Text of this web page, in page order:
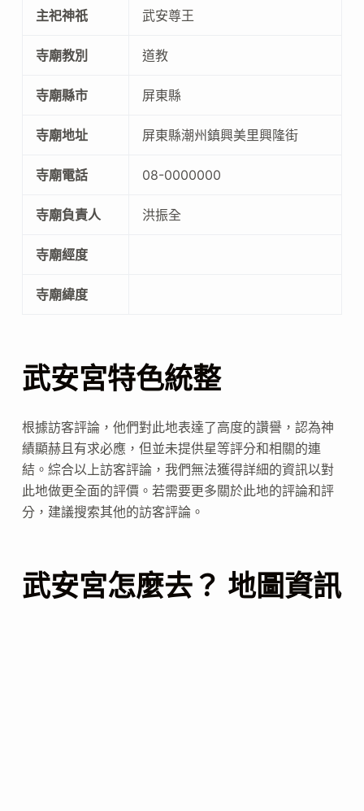
主祀神祇 武安尊王
寺廟教別 道教
寺廟縣市 屏東縣
寺廟地址 屏東縣潮州鎮興美里興隆街
寺廟電話 08-0000000
寺廟負責人 洪振全
寺廟經度
寺廟緯度
武安宮特色統整
根據訪客評論，他們對此地表達了高度的讚譽，認為神
績顯赫且有求必應，但並未提供星等評分和相關的連
結。綜合以上訪客評論，我們無法獲得詳細的資訊以對
此地做更全面的評價。若需要更多關於此地的評論和評
分，建議搜索其他的訪客評論。
武安宮怎麼去？ 地圖資訊